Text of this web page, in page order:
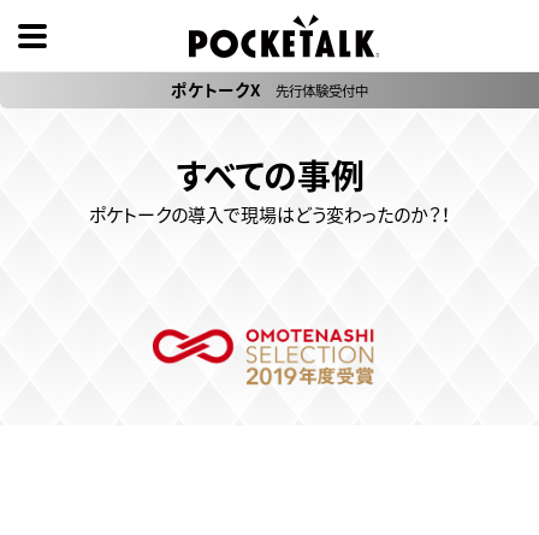
ポケトークX 先行体験受付中
すべての事例
ポケトークの導入で現場はどう変わったのか？！